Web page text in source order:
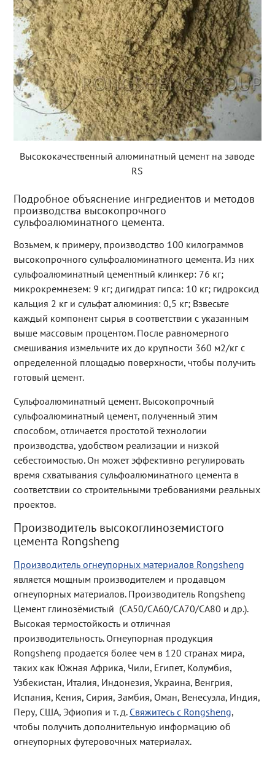
Высококачественный алюминатный цемент на заводе
RS
Подробное объяснение ингредиентов и методов
производства высокопрочного
сульфоалюминатного цемента.
Возьмем, к примеру, производство 100 килограммов
высокопрочного сульфоалюминатного цемента. Из них
сульфоалюминатный цементный клинкер: 76 кг;
микрокремнезем: 9 кг; дигидрат гипса: 10 кг; гидроксид
кальция 2 кг и сульфат алюминия: 0,5 кг; Взвесьте
каждый компонент сырья в соответствии с указанным
выше массовым процентом. После равномерного
смешивания измельчите их до крупности 360 м2/кг с
определенной площадью поверхности, чтобы получить
готовый цемент.
Сульфоалюминатный цемент. Высокопрочный
сульфоалюминатный цемент, полученный этим
способом, отличается простотой технологии
производства, удобством реализации и низкой
себестоимостью. Он может эффективно регулировать
время схватывания сульфоалюминатного цемента в
соответствии со строительными требованиями реальных
проектов.
Производитель высокоглиноземистого
цемента Rongsheng
Производитель огнеупорных материалов Rongsheng
является мощным производителем и продавцом
огнеупорных материалов. Производитель Rongsheng
Цемент глинозёмистый (CA50/CA60/CA70/CA80 и др.).
Высокая термостойкость и отличная
производительность. Огнеупорная продукция
Rongsheng продается более чем в 120 странах мира,
таких как Южная Африка, Чили, Египет, Колумбия,
Узбекистан, Италия, Индонезия, Украина, Венгрия,
Испания, Кения, Сирия, Замбия, Оман, Венесуэла, Индия,
Перу, США, Эфиопия и т. д. Свяжитесь с Rongsheng,
чтобы получить дополнительную информацию об
огнеупорных футеровочных материалах.